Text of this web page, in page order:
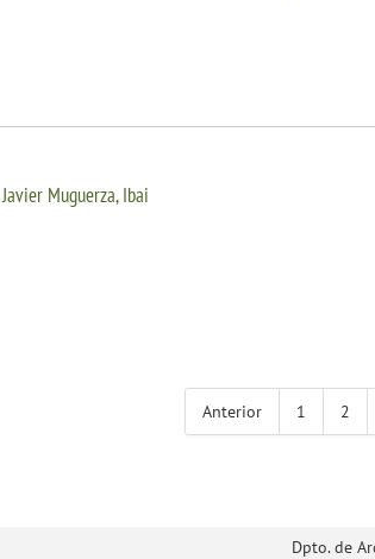
Muguerza, Ibai
Anterior 1 2
Dpto. de